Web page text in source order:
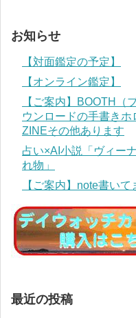
お知らせ
【対面鑑定の予定】
【オンライン鑑定】
【ご案内】BOOTH（
ウンロードの手書きホ
ZINEその他あります
占い×AI小説「ヴィー
れ物」
【ご案内】note書いて
最近の投稿